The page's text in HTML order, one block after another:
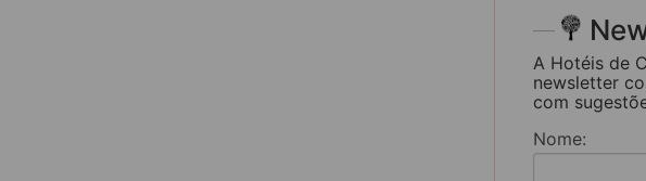
A Hotéis de
newsletter
com
Nome: